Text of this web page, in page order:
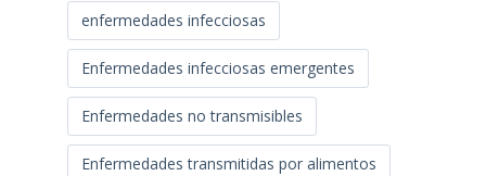
enfermedades infecciosas
Enfermedades infecciosas emergentes
Enfermedades no transmisibles
Enfermedades transmitidas por alimentos